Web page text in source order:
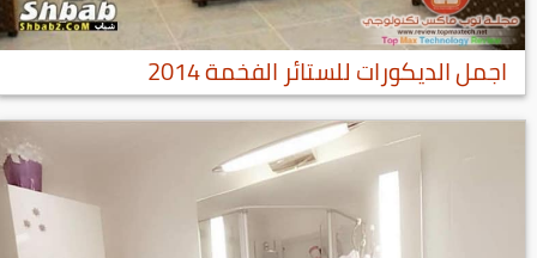
اجمل الديكورات للستائر الفخمة 2014